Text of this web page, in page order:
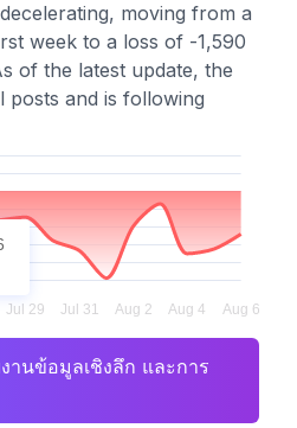
moving from a
week to a loss of -1,590
of the latest update, the
and is following
านข้อมูลเชิงลึก และการ